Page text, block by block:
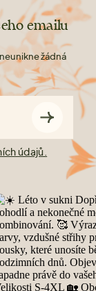
emailu
žádná
údajů.